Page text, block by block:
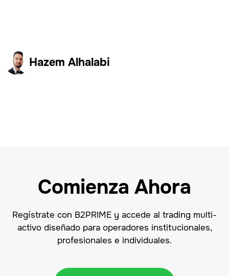
Hazem Alhalabi
Comienza Ahora
Regístrate con B2PRIME y accede al trading multi-
activo diseñado para operadores institucionales,
profesionales e individuales.